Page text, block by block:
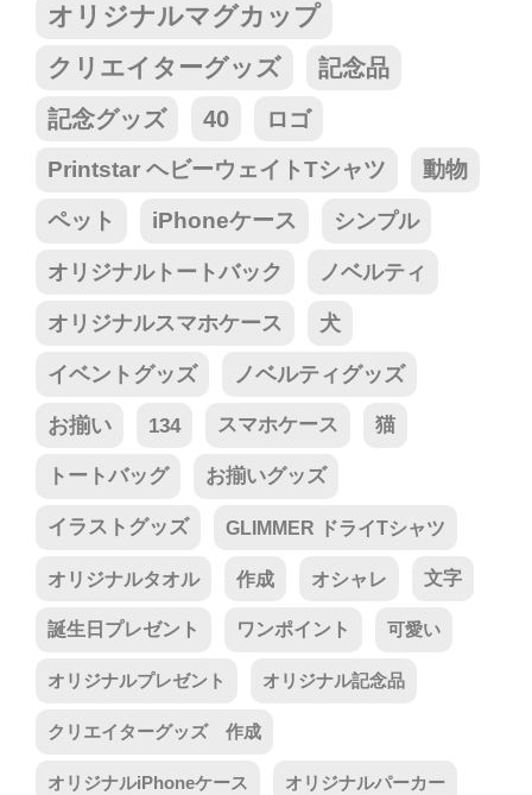
オリジナルマグカップ
クリエイターグッズ
記念品
記念グッズ
40 ロゴ
Printstar ヘビーウェイトTシャツ 動物
ペット iPhoneケース シンプル
オリジナルトートバック ノベルティ
オリジナルスマホケース 犬
イベントグッズ ノベルティグッズ
お揃い 134 スマホケース 猫
トートバッグ お揃いグッズ
イラストグッズ GLIMMER ドライTシャツ
オリジナルタオル 作成 オシャレ 文字
誕生日プレゼント ワンポイント 可愛い
オリジナルプレゼント オリジナル記念品
クリエイターグッズ 作成
オリジナルiPhoneケース オリジナルパーカー